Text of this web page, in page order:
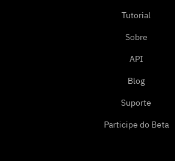
Tutorial
Sobre
API
Blog
Suporte
Participe do Beta